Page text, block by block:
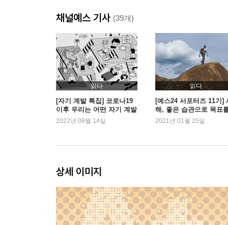
좋은 습관 vs. 나쁜 습관
Chapter 05. 아주 구체적으로 쪼개고 붙여라
습관이 시간과 장소를 만났을 때
Chapter 06. 환경이 행동을 결정한다
아침마다 사과를 먹게 된 비밀 ｜ 왜 집보다 스타
Chapter 07. 나쁜 습관 피하기 기술
‘좋아하는 것’보다 ‘원하는 것’에 끌린다 ｜ 일상에
Chapter 09. 왜 주위 사람에 따라 내 습관이 변할까
우리의 행동을 결정짓는 세 집단
채널예스 기사 (39개)
읽다
[자기 계발 특집] 코로나19
이후 우리는 어떤 자기 계발
서를 읽었을까?
2022년 09월 14일
읽다
[예스24 서포터즈 11기]
해, 좋은 습관으로 목표
이루고 싶다면
2021년 01월 25일
상세 이미지